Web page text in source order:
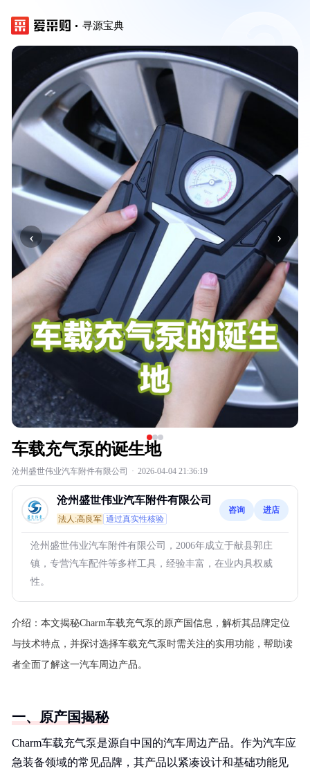
寻源宝典
‹ ›
车载充气泵的诞生地
沧州盛世伟业汽车附件有限公司 · 2026-04-04 21:36:19
沧州盛世伟业汽车附件有限公司
法人:高良军 通过真实性核验
咨询 进店
沧州盛世伟业汽车附件有限公司，2006年成立于献县郭庄
镇，专营汽车配件等多样工具，经验丰富，在业内具权威
性。
介绍： 本文揭秘Charm车载充气泵的原产国信息，解析其品牌定位
与技术特点，并探讨选择车载充气泵时需关注的实用功能，帮助读
者全面了解这一汽车周边产品。
一、原产国揭秘
Charm车载充气泵是源自中国的汽车周边产品。作为汽车应
急装备领域的常见品牌，其产品以紧凑设计和基础功能见